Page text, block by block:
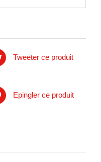
Tweeter ce produit
Epingler ce produit